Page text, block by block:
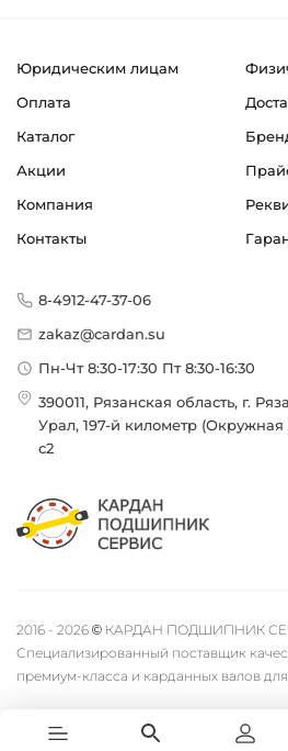
Юридическим лицам
Оплата
Каталог
Акции
Компания
Контакты
8-4912-47-37-06
zakaz@cardan.su
Пн-Чт 8:30-17:30 Пт 8:30-16:30
390011, Рязанская область, г.
Урал, 197-й километр (Окружная
с2
2016 - 2026 © КАРДАН ПОДШИПНИК
Специализированный поставщик
премиум-класса и карданных валов